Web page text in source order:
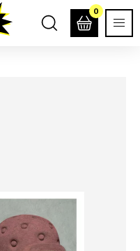
0